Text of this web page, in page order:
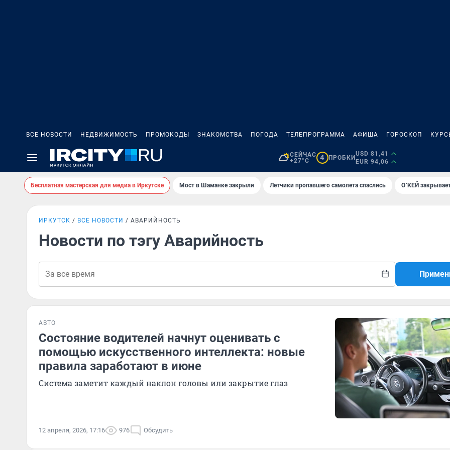
ВСЕ НОВОСТИ НЕДВИЖИМОСТЬ ПРОМОКОДЫ ЗНАКОМСТВА ПОГОДА ТЕЛЕПРОГРАММА АФИША ГОРОСКОП
СЕЙЧАС
+27°C
4 ПРОБКИ
USD 81,41
EUR 94,06
Бесплатная мастерская для медиа в Иркутске Мост в Шаманке закрыли Летчики пропавшего самолета спаслись О`КЕЙ
ИРКУТСК ВСЕ НОВОСТИ АВАРИЙНОСТЬ
Новости по тэгу Аварийность
АВТО
Состояние водителей начнут оценивать с
помощью искусственного интеллекта: новые
правила заработают в июне
Система заметит каждый наклон головы или закрытие глаз
12 апреля, 2026, 17:16 976 Обсудить